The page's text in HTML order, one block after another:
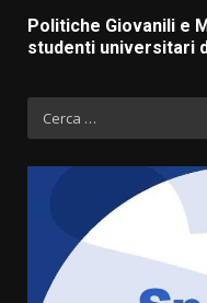
Politiche Giovanili e
studenti universitari
Ricerca
per: